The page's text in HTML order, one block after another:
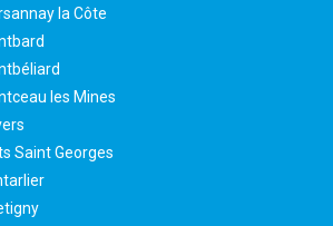
la Côte
les Mines
Saint Georges